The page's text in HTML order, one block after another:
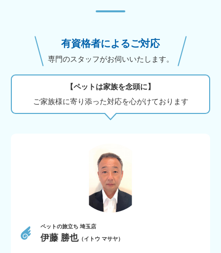
有資格者によるご対応
専門のスタッフがお伺いいたします。
【ペットは家族を念頭に】
ご家族様に寄り添った対応を心がけております
ペットの旅立ち 埼玉店
伊藤 勝也（イトウ マサヤ）